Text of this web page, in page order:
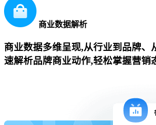
商业数据解析
商业数据多维呈现,从行业到品牌、
速解析品牌商业动作,轻松掌握营销